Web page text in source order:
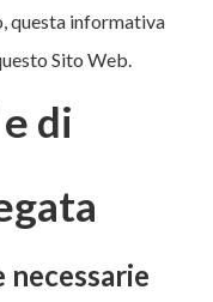
questa informativa
Sito Web.
di